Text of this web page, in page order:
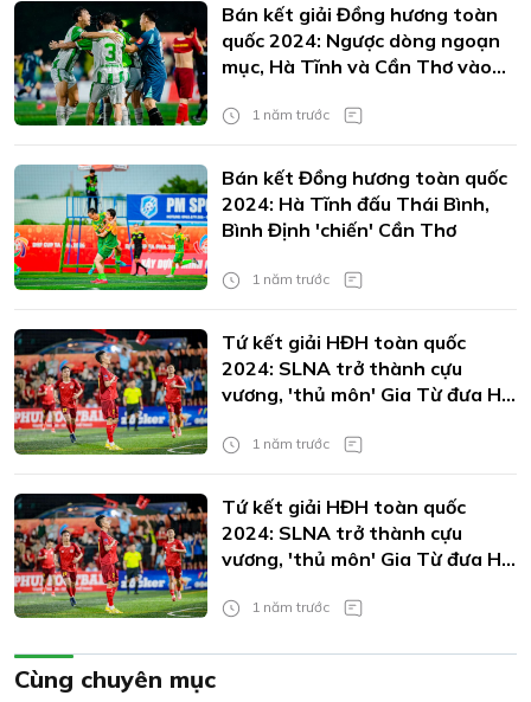
Bán kết giải Đồng hương toàn
quốc 2024: Ngược dòng ngoạn
mục, Hà Tĩnh và Cần Thơ vào
1 năm trước
Bán kết Đồng hương toàn quốc
2024: Hà Tĩnh đấu Thái Bình,
Bình Định 'chiến' Cần Thơ
1 năm trước
Tứ kết giải HĐH toàn quốc
2024: SLNA trở thành cựu
vương, 'thủ môn' Gia Từ đưa Hà
1 năm trước
Tứ kết giải HĐH toàn quốc
2024: SLNA trở thành cựu
vương, 'thủ môn' Gia Từ đưa Hà
1 năm trước
Cùng chuyên mục